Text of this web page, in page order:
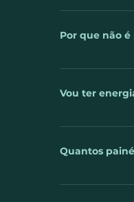
Uma das
mês, essa
Por que não
Você já sabe
Mas será que
supra seu
Vou ter
A energia
armazenada,
Quantos
O cálculo é